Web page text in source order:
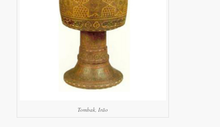
Tombak, Irão